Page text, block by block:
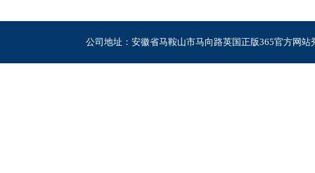
公司地址：安徽省马鞍山市马向路英国正版365官方网